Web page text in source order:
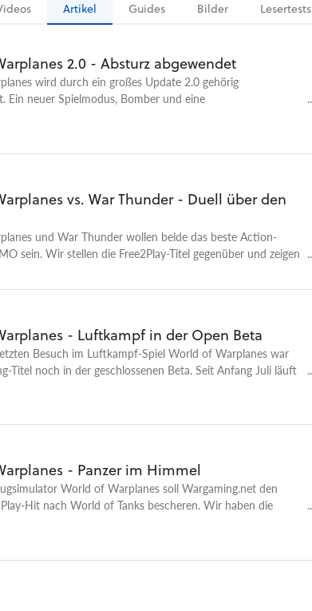
Artikel Guides Bilder Lesertests
2.0 - Absturz abgewendet
wird durch ein großes Update 2.0 gehörig
Ein neuer Spielmodus, Bomber und eine
vs. War Thunder - Duell über den
und War Thunder wollen beide das beste Action-
sein. Wir stellen die Free2Play-Titel gegenüber und zeigen
- Luftkampf in der Open Beta
Besuch im Luftkampf-Spiel World of Warplanes war
Titel noch in der geschlossenen Beta. Seit Anfang Juli läuft
- Panzer im Himmel
World of Warplanes soll Wargaming.net den
Hit nach World of Tanks bescheren. Wir haben die